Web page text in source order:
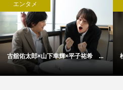
エンタメ
古舘佑太郎×山下幸輝×平子祐希 ...